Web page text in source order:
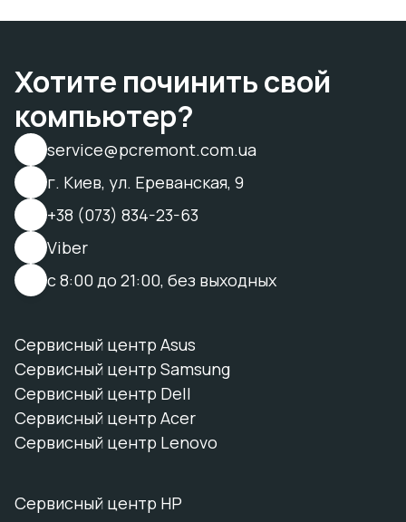
Хотите починить свой
компьютер?
service@pcremont.com.ua
г. Киев, ул. Ереванская, 9
+38 (073) 834-23-63
Viber
с 8:00 до 21:00, без выходных
Сервисный центр Asus
Сервисный центр Samsung
Сервисный центр Dell
Сервисный центр Acer
Сервисный центр Lenovo
Сервисный центр HP